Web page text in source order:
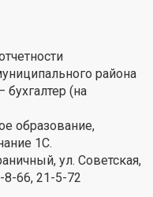
района
бухгалтер (на
образование,
1С.
ул. Советская,
8-66, 21-5-72